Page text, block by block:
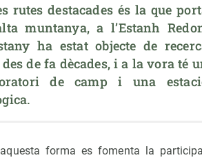
rutes destacades és la que
muntanya, a l’Estanh
ha estat objecte de
de fa dècades, i a la vora té
de camp i una
forma es fomenta la